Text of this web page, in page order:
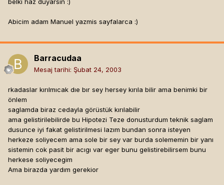
belki haz duyarsin :)
Abicim adam Manuel yazmis sayfalarca :)
Barracudaa
Mesaj tarihi: Şubat 24, 2003
rkadaslar kırılmıcak dıe bır sey hersey kırıla bilir ama benimki bir
önlem
saglamda biraz cedayla görüstük kırılabilir
ama gelistirilebilirde bu Hipotezi Teze donusturdum teknik saglam
dusunce iyi fakat gelistirilmesi lazım bundan sonra isteyen
herkeze soliyecem ama sole bir sey var burda solememin bir yanı
sistemin cok pasit bir acıgı var eger bunu gelistirebilirsem bunu
herkese soliyecegim
Ama birazda yardım gerekior